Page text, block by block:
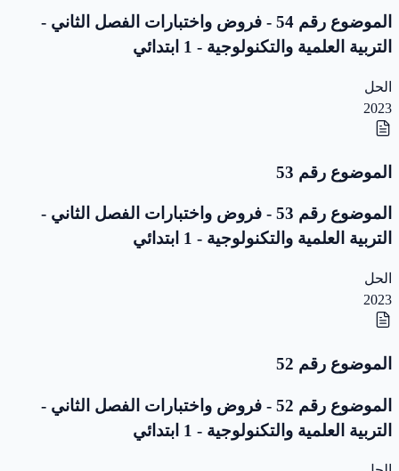
الموضوع رقم 54 - فروض واختبارات الفصل الثاني -
التربية العلمية والتكنولوجية - 1 ابتدائي
الحل
2023
الموضوع رقم 53
الموضوع رقم 53 - فروض واختبارات الفصل الثاني -
التربية العلمية والتكنولوجية - 1 ابتدائي
الحل
2023
الموضوع رقم 52
الموضوع رقم 52 - فروض واختبارات الفصل الثاني -
التربية العلمية والتكنولوجية - 1 ابتدائي